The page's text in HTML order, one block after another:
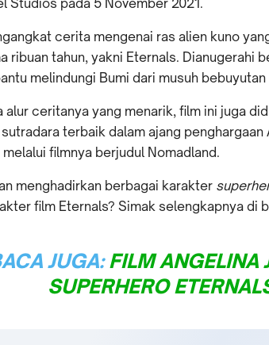
cerita mengenai ras alien kuno
ribuan tahun, yakni Eternals. Dianugerahi
melindungi Bumi dari musuh
alur ceritanya yang menarik, film ini juga
terbaik dalam ajang
filmnya berjudul Nomadland.
menghadirkan berbagai karakter
film Eternals? Simak selengkapnya di
JUGA:FILM ANGELINA
SUPERHERO